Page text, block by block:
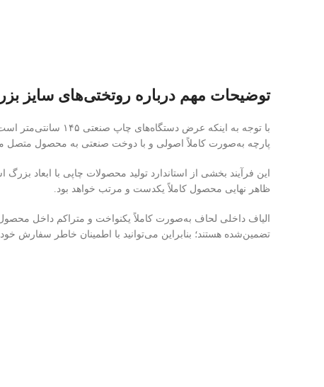
توضیحات مهم درباره روتختی‌های سایز
با توجه به اینکه
پارچه به‌صورت کاملاً اصولی و با دوخت صنعتی به محصول متصل
این فرآیند بخشی از استاندارد تولید محصولات چاپی با ابعاد
ظاهر نهایی محصول کاملاً یکدست و مرتب خواهد بود.
الیاف داخلی لحاف به‌صورت کاملاً یکنواخت و متراکم داخل
تضمین‌شده هستند؛ بنابراین می‌توانید با اطمینان خاطر سفارش خود